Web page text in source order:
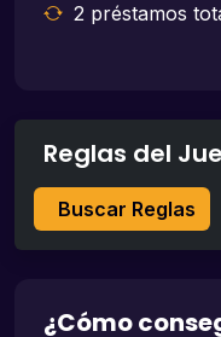
2 préstamos
Reglas del
Buscar Reglas
¿Cómo